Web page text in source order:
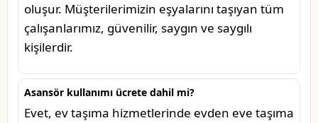
oluşur. Müşterilerimizin eşyalarını taşıyan tüm
çalışanlarımız, güvenilir, saygın ve saygılı
kişilerdir.
Asansör kullanımı ücrete dahil mi?
Evet, ev taşıma hizmetlerinde evden eve taşıma